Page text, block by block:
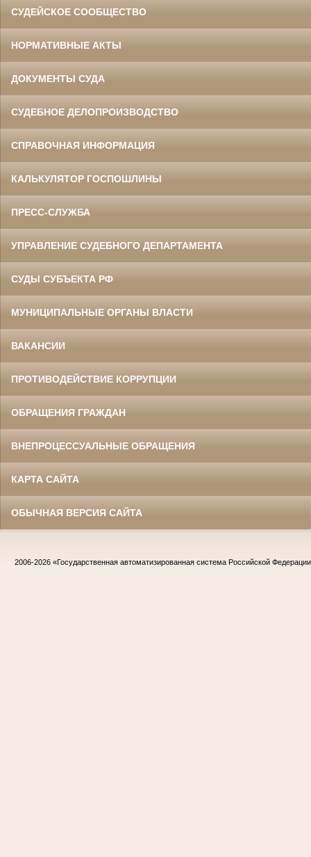
СУДЕЙСКОЕ СООБЩЕСТВО
НОРМАТИВНЫЕ АКТЫ
ДОКУМЕНТЫ СУДА
СУДЕБНОЕ ДЕЛОПРОИЗВОДСТВО
СПРАВОЧНАЯ ИНФОРМАЦИЯ
КАЛЬКУЛЯТОР ГОСПОШЛИНЫ
ПРЕСС-СЛУЖБА
УПРАВЛЕНИЕ СУДЕБНОГО ДЕПАРТАМЕНТА
СУДЫ СУБЪЕКТА РФ
МУНИЦИПАЛЬНЫЕ ОРГАНЫ ВЛАСТИ
ВАКАНСИИ
ПРОТИВОДЕЙСТВИЕ КОРРУПЦИИ
ОБРАЩЕНИЯ ГРАЖДАН
ВНЕПРОЦЕССУАЛЬНЫЕ ОБРАЩЕНИЯ
КАРТА САЙТА
ОБЫЧНАЯ ВЕРСИЯ САЙТА
2006-2026 «Государственная автоматизированная система Российской